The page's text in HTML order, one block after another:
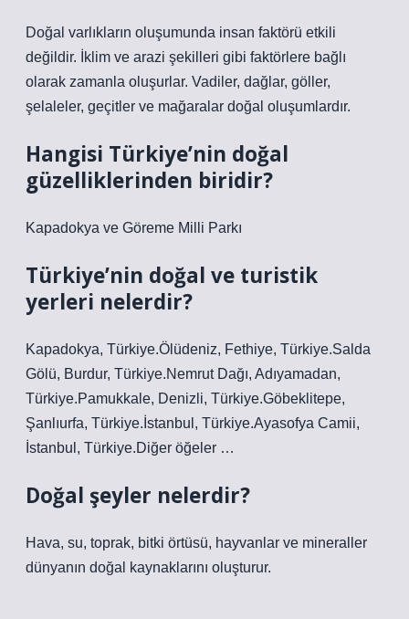
Doğal varlıkların oluşumunda insan faktörü etkili
değildir. İklim ve arazi şekilleri gibi faktörlere bağlı
olarak zamanla oluşurlar. Vadiler, dağlar, göller,
şelaleler, geçitler ve mağaralar doğal oluşumlardır.
Hangisi Türkiye’nin doğal
güzelliklerinden biridir?
Kapadokya ve Göreme Milli Parkı
Türkiye’nin doğal ve turistik
yerleri nelerdir?
Kapadokya, Türkiye.Ölüdeniz, Fethiye, Türkiye.Salda
Gölü, Burdur, Türkiye.Nemrut Dağı, Adıyamadan,
Türkiye.Pamukkale, Denizli, Türkiye.Göbeklitepe,
Şanlıurfa, Türkiye.İstanbul, Türkiye.Ayasofya Camii,
İstanbul, Türkiye.Diğer öğeler …
Doğal şeyler nelerdir?
Hava, su, toprak, bitki örtüsü, hayvanlar ve mineraller
dünyanın doğal kaynaklarını oluşturur.